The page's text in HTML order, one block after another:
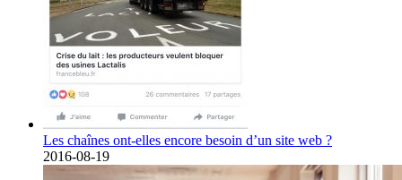
Les chaînes ont-elles encore besoin d’un site web ?
2016-08-19